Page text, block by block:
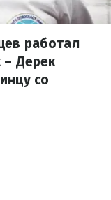
работал
– Дерек
со